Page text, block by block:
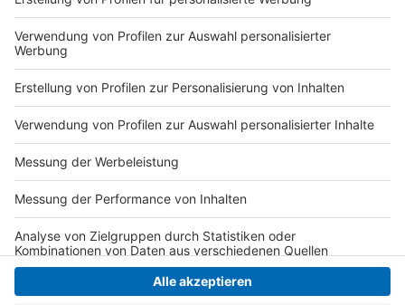
- das steht aber noch nicht fest.
(Text: José Narciandi)
Anzeige
Anzeige